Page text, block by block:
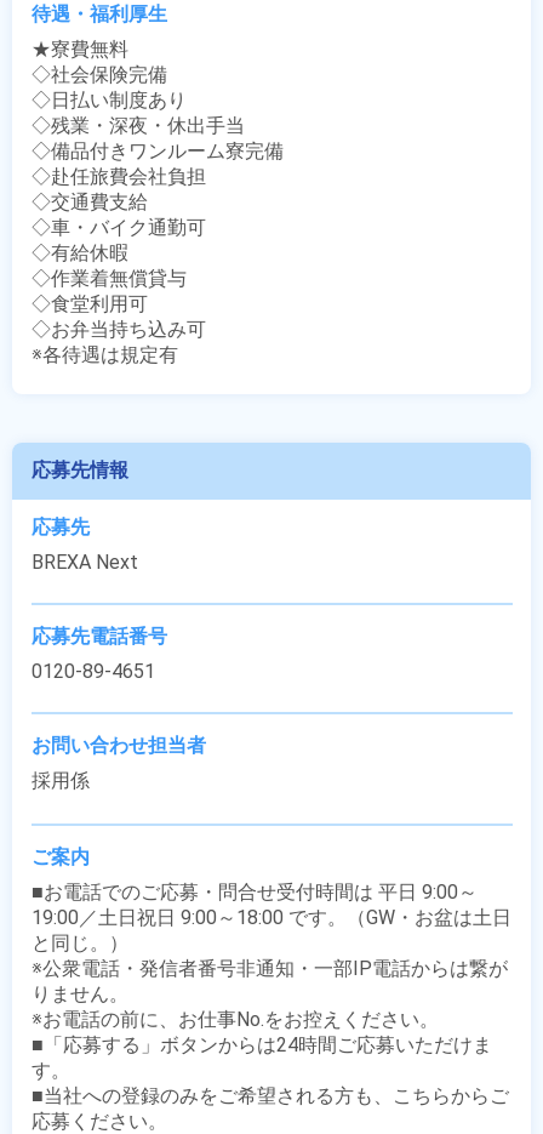
待遇・福利厚生
★寮費無料
◇社会保険完備
◇日払い制度あり
◇残業・深夜・休出手当
◇備品付きワンルーム寮完備
◇赴任旅費会社負担
◇交通費支給
◇車・バイク通勤可
◇有給休暇
◇作業着無償貸与
◇食堂利用可
◇お弁当持ち込み可
※各待遇は規定有
応募先情報
応募先
BREXA Next
応募先電話番号
0120-89-4651
お問い合わせ担当者
採用係
ご案内
■お電話でのご応募・問合せ受付時間は 平日 9:00～
19:00／土日祝日 9:00～18:00 です。（GW・お盆は土日
と同じ。）
※公衆電話・発信者番号非通知・一部IP電話からは繋が
りません。
※お電話の前に、お仕事No.をお控えください。
■「応募する」ボタンからは24時間ご応募いただけま
す。
■当社への登録のみをご希望される方も、こちらからご
応募ください。